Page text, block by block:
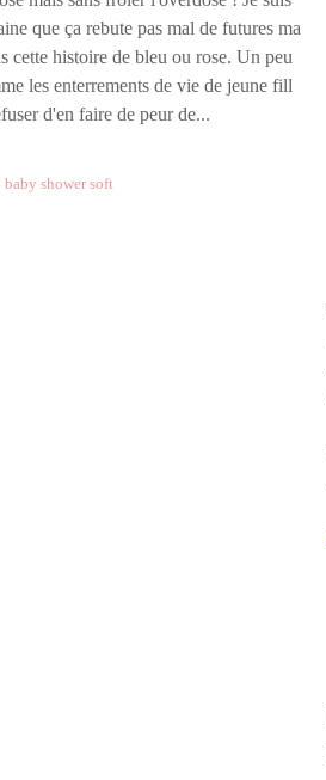
que ça rebute pas mal de futures ma
cette histoire de bleu ou rose. Un peu
les enterrements de vie de jeune fill
d'en faire de peur de...
baby shower soft